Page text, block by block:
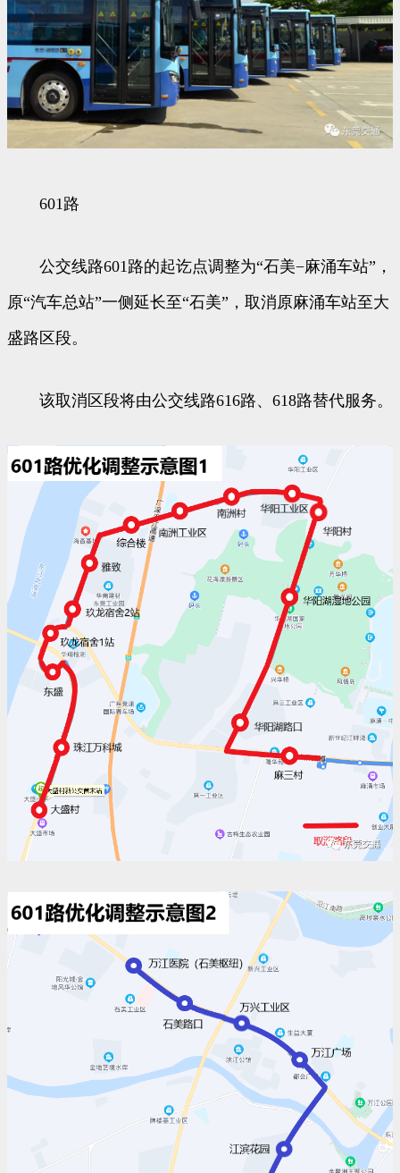
601路
公交线路601路的起讫点调整为“石美−麻涌车站”，
原“汽车总站”一侧延长至“石美”，取消原麻涌车站至大
盛路区段。
该取消区段将由公交线路616路、618路替代服务。